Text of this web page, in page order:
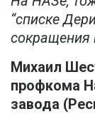
“списке
сокращения
Михаил
профкома
завода